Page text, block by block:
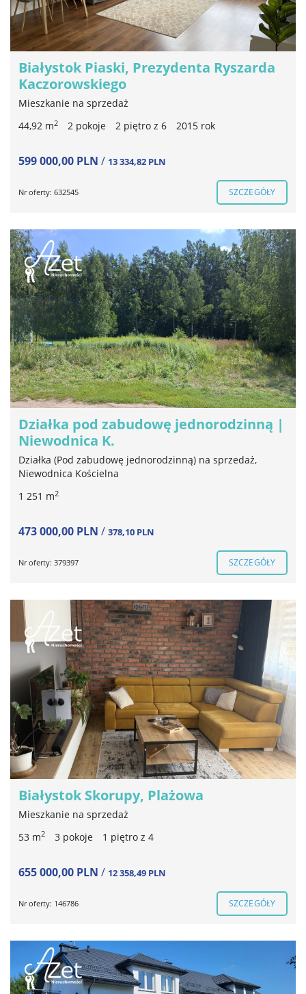
Białystok Piaski, Prezydenta Ryszarda
Kaczorowskiego
Mieszkanie na sprzedaż
44,92 m2 2 pokoje 2 piętro z 6 2015 rok
599 000,00 PLN / 13 334,82 PLN
Nr oferty: 632545 SZCZEGÓŁY
Działka pod zabudowę jednorodzinną |
Niewodnica K.
Działka (Pod zabudowę jednorodzinną) na sprzedaż,
Niewodnica Kościelna
1 251 m2
473 000,00 PLN / 378,10 PLN
Nr oferty: 379397 SZCZEGÓŁY
Białystok Skorupy, Plażowa
Mieszkanie na sprzedaż
53 m2 3 pokoje 1 piętro z 4
655 000,00 PLN / 12 358,49 PLN
Nr oferty: 146786 SZCZEGÓŁY